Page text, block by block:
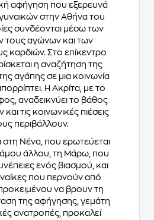
αφήγηση που εξερευνά
στην Αθήνα του
συνδέονται μέσω των
τους αγώνων και των
καρδιών. Στο επίκεντρο
η αναζήτηση της
αγάπης σε μια κοινωνία
Η Ακρίτα, με το
αναδεικνύει το βάθος
τις κοινωνικές πιέσεις
περιβάλλουν.
στη Νένα, που ερωτεύεται
άλλου, τη Μάρω, που
ενός βιασμού, και
που περνούν από
να βρουν τη
της αφήγησης, γεμάτη
ανατροπές, προκαλεί